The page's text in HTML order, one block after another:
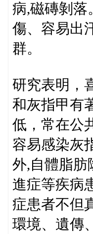
病,磁磚剝落
傷、容易出
群。
研究表明，
和灰指甲有
低，常在公
容易感染灰
外,自體脂肪
進症等疾病
症患者不但
環境、遺傳